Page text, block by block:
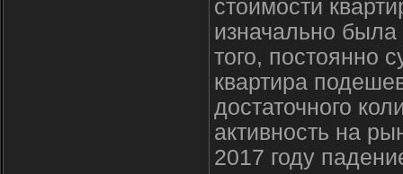
стоимости
изначально
того, постоянно
квартира
достаточного
активность на
2017 году